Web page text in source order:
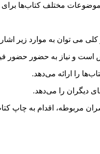
مختلف کتاب‌ها برای
می توان به موارد زیر
و نیاز به حضور حضور
را ارائه می‌دهد.
دیگران را می‌دهد.
مربوطه، اقدام به